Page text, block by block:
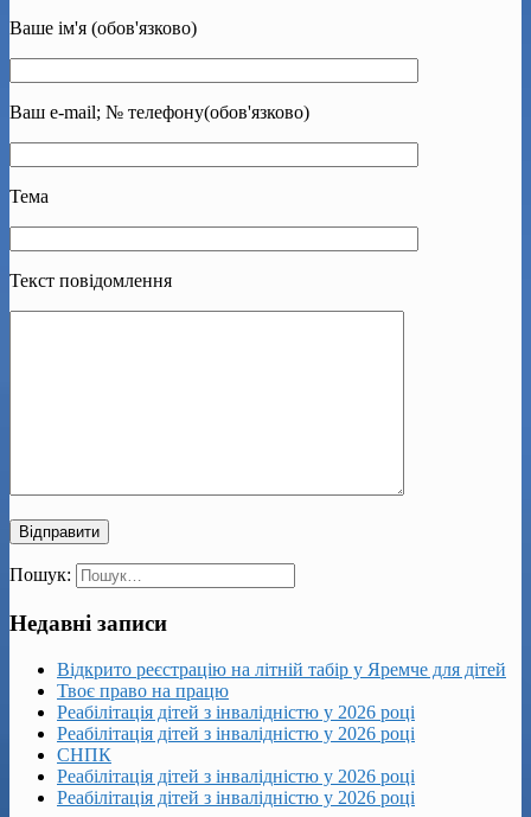
Ваше ім'я (обов'язково)
Ваш e-mail; № телефону(обов'язково)
Тема
Текст повідомлення
Пошук:
Недавні записи
Відкрито реєстрацію на літній табір у Яремче для дітей
Твоє право на працю
Реабілітація дітей з інвалідністю у 2026 році
Реабілітація дітей з інвалідністю у 2026 році
СНПК
Реабілітація дітей з інвалідністю у 2026 році
Реабілітація дітей з інвалідністю у 2026 році